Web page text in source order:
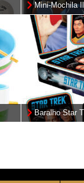
Mini-Mochila
Stranger
Baralho Star
Original